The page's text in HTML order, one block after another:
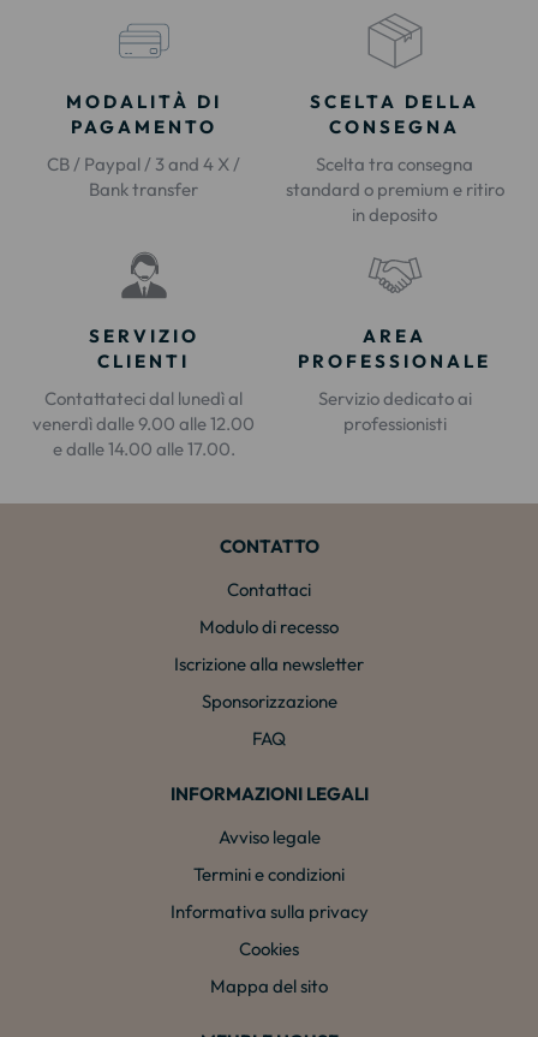
MODALITÀ DI
PAGAMENTO
CB / Paypal / 3 and 4 X /
Bank transfer
SCELTA DELLA
CONSEGNA
Scelta tra consegna
standard o premium e ritiro
in deposito
SERVIZIO
CLIENTI
Contattateci dal lunedì al
venerdì dalle 9.00 alle 12.00
e dalle 14.00 alle 17.00.
AREA
PROFESSIONALE
Servizio dedicato ai
professionisti
CONTATTO
Contattaci
Modulo di recesso
Iscrizione alla newsletter
Sponsorizzazione
FAQ
INFORMAZIONI LEGALI
Avviso legale
Termini e condizioni
Informativa sulla privacy
Cookies
Mappa del sito